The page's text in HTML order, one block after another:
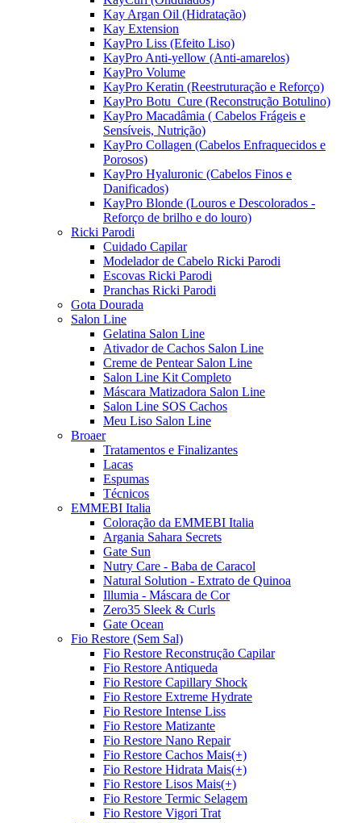
Kay Argan Oil (Hidratação)
Kay Extension
KayPro Liss (Efeito Liso)
KayPro Anti-yellow (Anti-amarelos)
KayPro Volume
KayPro Keratin (Reestruturação e Reforço)
KayPro Botu_Cure (Reconstrução Botulino)
KayPro Macadâmia ( Cabelos Frágeis e
Sensíveis, Nutrição)
KayPro Collagen (Cabelos Enfraquecidos e
Porosos)
KayPro Hyaluronic (Cabelos Finos e
Danificados)
KayPro Blonde (Louros e Descolorados -
Reforço de brilho e do louro)
Ricki Parodi
Cuidado Capilar
Modelador de Cabelo Ricki Parodi
Escovas Ricki Parodi
Pranchas Ricki Parodi
Gota Dourada
Salon Line
Gelatina Salon Line
Ativador de Cachos Salon Line
Creme de Pentear Salon Line
Salon Line Kit Completo
Máscara Matizadora Salon Line
Salon Line SOS Cachos
Meu Liso Salon Line
Broaer
Tratamentos e Finalizantes
Lacas
Espumas
Técnicos
EMMEBI Italia
Coloração da EMMEBI Italia
Argania Sahara Secrets
Gate Sun
Nutry Care - Baba de Caracol
Natural Solution - Extrato de Quinoa
Illumia - Máscara de Cor
Zero35 Sleek & Curls
Gate Ocean
Fio Restore (Sem Sal)
Fio Restore Reconstrução Capilar
Fio Restore Antiqueda
Fio Restore Capillary Shock
Fio Restore Extreme Hydrate
Fio Restore Intense Liss
Fio Restore Matizante
Fio Restore Nano Repair
Fio Restore Cachos Mais(+)
Fio Restore Hidrata Mais(+)
Fio Restore Lisos Mais(+)
Fio Restore Termic Selagem
Fio Restore Vigori Trat